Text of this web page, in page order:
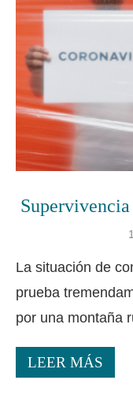
La situación de
prueba
por una montaña
LEER MÁS